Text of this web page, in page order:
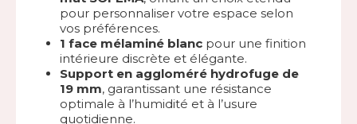
pour personnaliser votre espace selon
vos préférences.
1 face mélaminé blanc pour une finition
intérieure discrète et élégante.
Support en aggloméré hydrofuge de
19 mm, garantissant une résistance
optimale à l’humidité et à l’usure
quotidienne.